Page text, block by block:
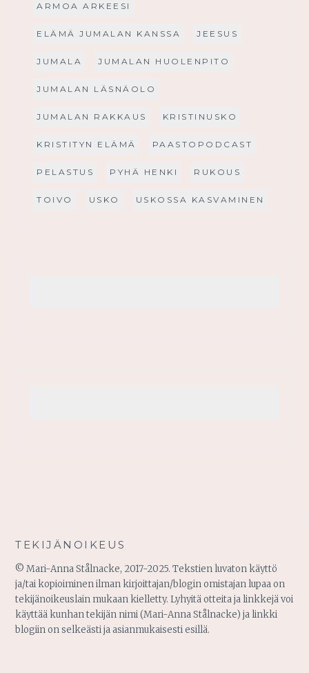
ARMOA ARKEESI
ELÄMÄ JUMALAN KANSSA JEESUS
JUMALA JUMALAN HUOLENPITO
JUMALAN LÄSNÄOLO
JUMALAN RAKKAUS KRISTINUSKO
KRISTITYN ELÄMÄ PAASTOPODCAST
PELASTUS PYHÄ HENKI RUKOUS
TOIVO USKO USKOSSA KASVAMINEN
TEKIJÄNOIKEUS
© Mari-Anna Stålnacke, 2017-2025. Tekstien luvaton käyttö
ja/tai kopioiminen ilman kirjoittajan/blogin omistajan lupaa on
tekijänoikeuslain mukaan kielletty. Lyhyitä otteita ja linkkejä voi
käyttää kunhan tekijän nimi (Mari-Anna Stålnacke) ja linkki
blogiin on selkeästi ja asianmukaisesti esillä.